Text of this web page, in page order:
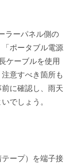
ラーパネル側の
ポータブル電源
ケーブルを使用
意すべき箇所も
に確認し、雨天
でしょう。
ープ）を端子接